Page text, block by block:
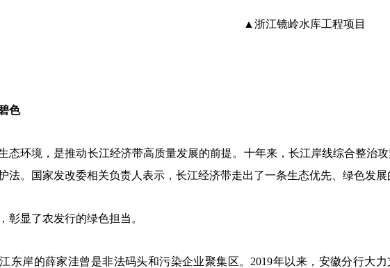
▲浙江镜岭水库工程项目
色
态环境，是推动长江经济带高质量发展的前提。十年来，长江岸线综合整治
法。国家发改委相关负责人表示，长江经济带走出了一条生态优先、绿色发
彰显了农发行的绿色担当。
东岸的薛家洼曾是非法码头和污染企业聚集区。 2019年以来，安徽分行大